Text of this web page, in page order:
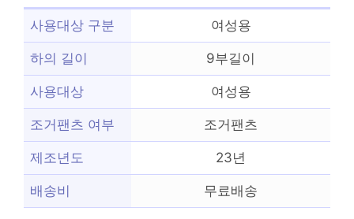
사용대상 구분 여성용
하의 길이 9부길이
사용대상 여성용
조거팬츠 여부 조거팬츠
제조년도 23년
배송비 무료배송